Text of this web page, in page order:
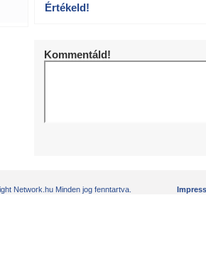
Értékeld!
Kommentáld!
Network.hu Minden jog fenntartva.